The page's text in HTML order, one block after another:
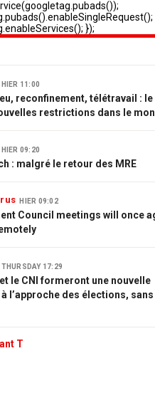
HIER 11:00
reconfinement, télétravail :
restrictions dans le
HIER 09:20
: malgré le retour des MRE
HIER 09:02
Council meetings will once
THURSDAY 17:29
et le CNI formeront une nouvelle
l’approche des élections, sans
T